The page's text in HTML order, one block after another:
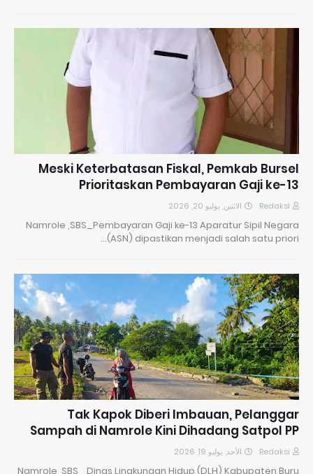
Meski Keterbatasan Fiskal, Pemkab Bursel
Prioritaskan Pembayaran Gaji ke-13
Redaksi الاثنين, يوليو 20, 2026
Namrole ,SBS_Pembayaran Gaji ke-13 Aparatur Sipil Negara
(ASN) dipastikan menjadi salah satu priori…
Tak Kapok Diberi Imbauan, Pelanggar
Sampah di Namrole Kini Dihadang Satpol PP
Redaksi الأحد, يوليو 19, 2026
Namrole ,SBS_ Dinas Lingkungan Hidup (DLH) Kabupaten Buru